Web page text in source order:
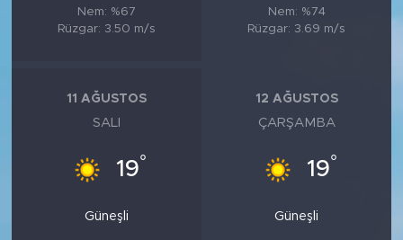
Nem: %67
Rüzgar: 3.50 m/s
Nem: %74
Rüzgar: 3.69 m/s
11 AĞUSTOS
SALI
19°
Güneşli
12 AĞUSTOS
ÇARŞAMBA
19°
Güneşli